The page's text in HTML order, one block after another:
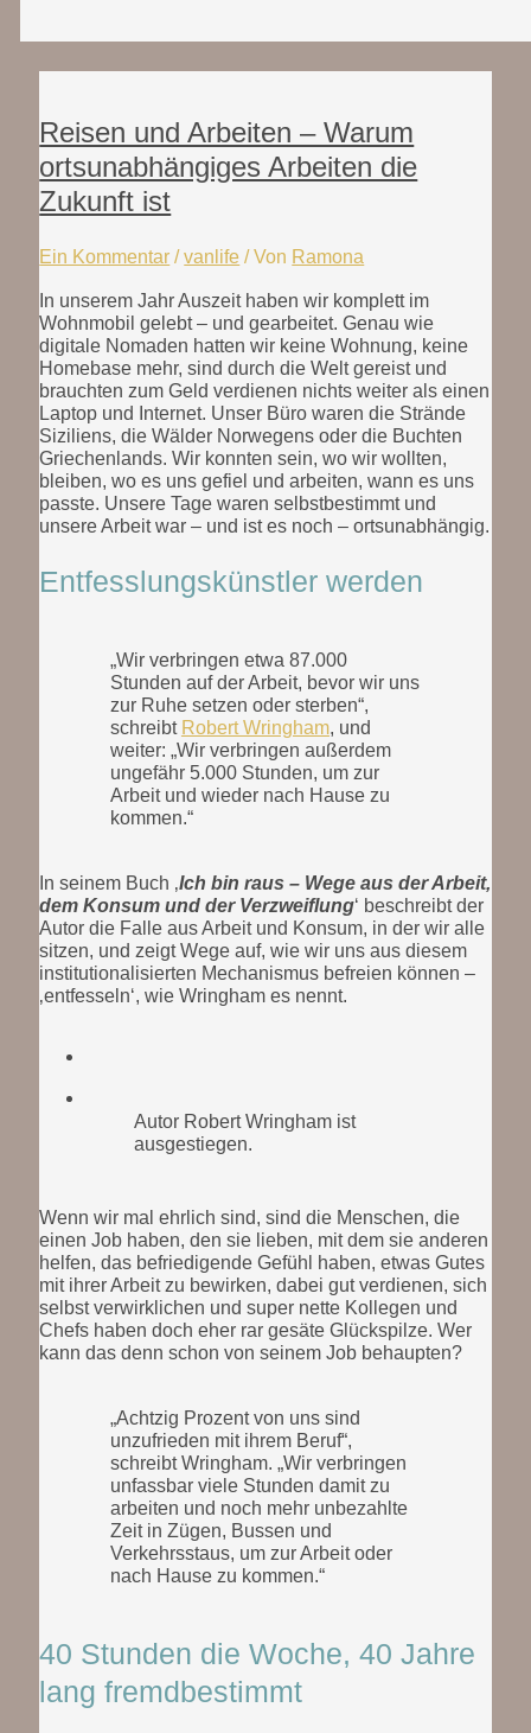
Reisen und Arbeiten – Warum
ortsunabhängiges Arbeiten die
Zukunft ist
Ein Kommentar /vanlife / Von Ramona
In unserem Jahr Auszeit haben wir komplett im
Wohnmobil gelebt – und gearbeitet. Genau wie
digitale Nomaden hatten wir keine Wohnung, keine
Homebase mehr, sind durch die Welt gereist und
brauchten zum Geld verdienen nichts weiter als einen
Laptop und Internet. Unser Büro waren die Strände
Siziliens, die Wälder Norwegens oder die Buchten
Griechenlands. Wir konnten sein, wo wir wollten,
bleiben, wo es uns gefiel und arbeiten, wann es uns
passte. Unsere Tage waren selbstbestimmt und
unsere Arbeit war – und ist es noch – ortsunabhängig.
Entfesslungskünstler werden
„Wir verbringen etwa 87.000
Stunden auf der Arbeit, bevor wir uns
zur Ruhe setzen oder sterben“,
schreibt Robert Wringham, und
weiter: „Wir verbringen außerdem
ungefähr 5.000 Stunden, um zur
Arbeit und wieder nach Hause zu
kommen.“
In seinem Buch ‚Ich bin raus – Wege aus der Arbeit,
dem Konsum und der Verzweiflung‘ beschreibt der
Autor die Falle aus Arbeit und Konsum, in der wir alle
sitzen, und zeigt Wege auf, wie wir uns aus diesem
institutionalisierten Mechanismus befreien können –
‚entfesseln‘, wie Wringham es nennt.
Autor Robert Wringham ist
ausgestiegen.
Wenn wir mal ehrlich sind, sind die Menschen, die
einen Job haben, den sie lieben, mit dem sie anderen
helfen, das befriedigende Gefühl haben, etwas Gutes
mit ihrer Arbeit zu bewirken, dabei gut verdienen, sich
selbst verwirklichen und super nette Kollegen und
Chefs haben doch eher rar gesäte Glückspilze. Wer
kann das denn schon von seinem Job behaupten?
„Achtzig Prozent von uns sind
unzufrieden mit ihrem Beruf“,
schreibt Wringham. „Wir verbringen
unfassbar viele Stunden damit zu
arbeiten und noch mehr unbezahlte
Zeit in Zügen, Bussen und
Verkehrsstaus, um zur Arbeit oder
nach Hause zu kommen.“
40 Stunden die Woche, 40 Jahre
lang fremdbestimmt